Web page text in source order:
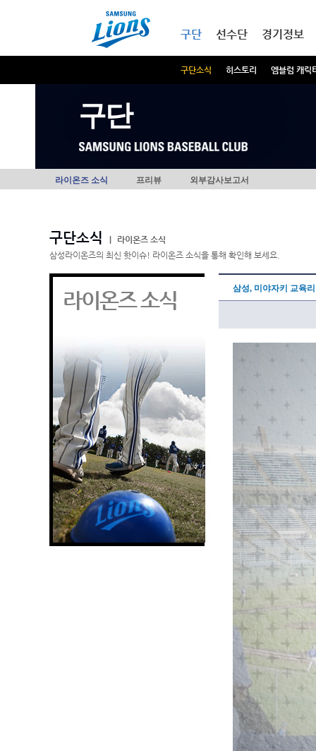
구단
구단소식 히스토리 엠블럼 캐릭
선수단 경기정보
구단
라이온즈 소식 프리뷰 외부감사보고서
구단소식
라이온즈 소식
삼성라이온즈의 최신 핫이슈! 라이온즈 소식을 통해 확인해 보세요.
라이온즈 소식 삼성, 미야자키 교육